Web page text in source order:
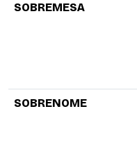
SOBREMESA
SOBRENOME